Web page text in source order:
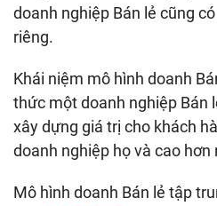
doanh nghiệp Bán lẻ cũng
riêng.
Khái niệm mô hình doanh
thức một doanh nghiệp Bán
xây dựng giá trị cho khách
doanh nghiệp họ và cao
Mô hình doanh Bán lẻ tập